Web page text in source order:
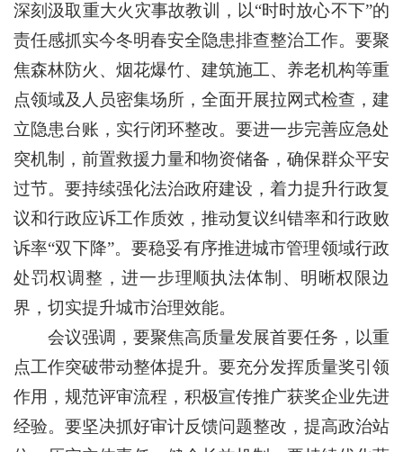
深刻汲取重大火灾事故教训，以“时时放心不下”的
责任感抓实今冬明春安全隐患排查整治工作。要聚
焦森林防火、烟花爆竹、建筑施工、养老机构等重
点领域及人员密集场所，全面开展拉网式检查，建
立隐患台账，实行闭环整改。要进一步完善应急处
突机制，前置救援力量和物资储备，确保群众平安
过节。要持续强化法治政府建设，着力提升行政复
议和行政应诉工作质效，推动复议纠错率和行政败
诉率“双下降”。要稳妥有序推进城市管理领域行政
处罚权调整，进一步理顺执法体制、明晰权限边
界，切实提升城市治理效能。
会议强调，要聚焦高质量发展首要任务，以重
点工作突破带动整体提升。要充分发挥质量奖引领
作用，规范评审流程，积极宣传推广获奖企业先进
经验。要坚决抓好审计反馈问题整改，提高政治站